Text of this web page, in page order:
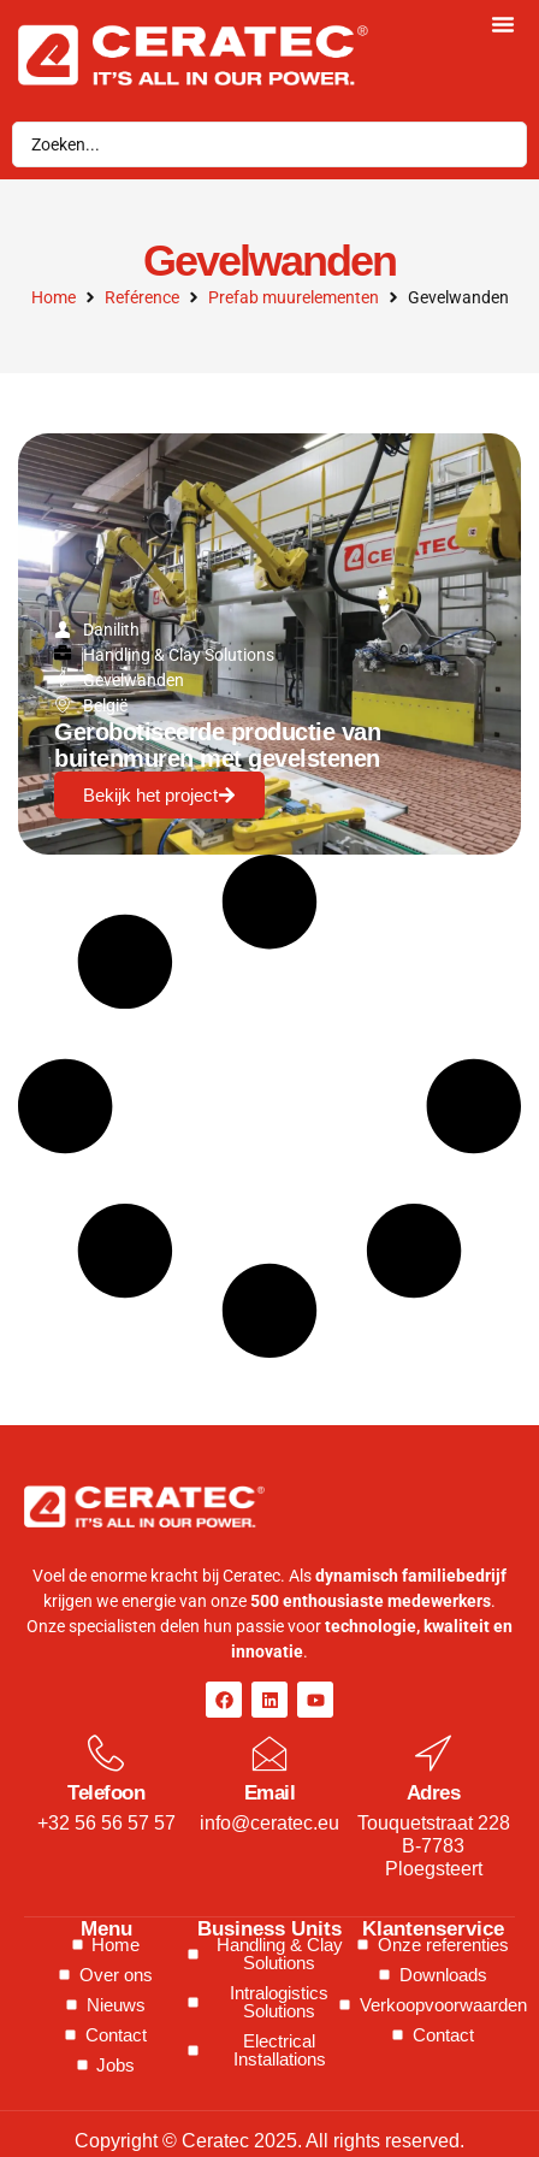
Gevelwanden
Home Reférence Prefab muurelementen Gevelwanden
Danilith
Handling & Clay Solutions
Gevelwanden
België
Gerobotiseerde productie van
buitenmuren met gevelstenen
Bekijk het project
Voel de enorme kracht bij Ceratec. Alsdynamisch familiebedrijf
krijgen we energie van onze500 enthousiaste medewerkers.
Onze specialisten delen hun passie voortechnologie, kwaliteit en
innovatie.
Telefoon
+32 56 56 57 57
Email
info@ceratec.eu
Adres
Touquetstraat 228
B-7783
Ploegsteert
Menu
Home
Over ons
Nieuws
Contact
Jobs
Business Units
Handling & Clay
Solutions
Intralogistics
Solutions
Electrical
Installations
Klantenservice
Onze referenties
Downloads
Verkoopvoorwaarden
Contact
Copyright © Ceratec 2025. All rights reserved.